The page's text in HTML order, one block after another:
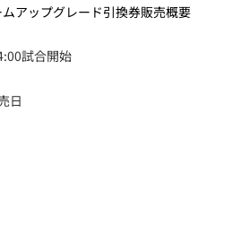
アップグレード引換券販売概要
試合開始
日